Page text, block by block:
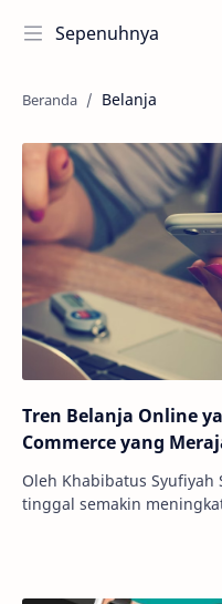
Sepenuhnya
Belanja
Tren Belanja Online
Commerce yang
Oleh Khabibatus
tinggal semakin